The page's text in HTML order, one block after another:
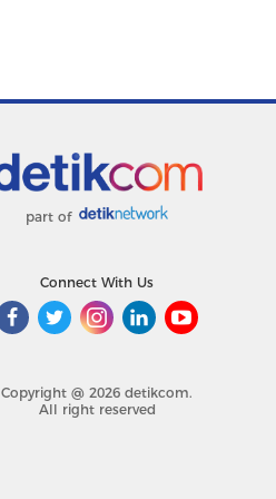
part of
Connect With Us
Copyright @ 2026 detikcom.
All right reserved